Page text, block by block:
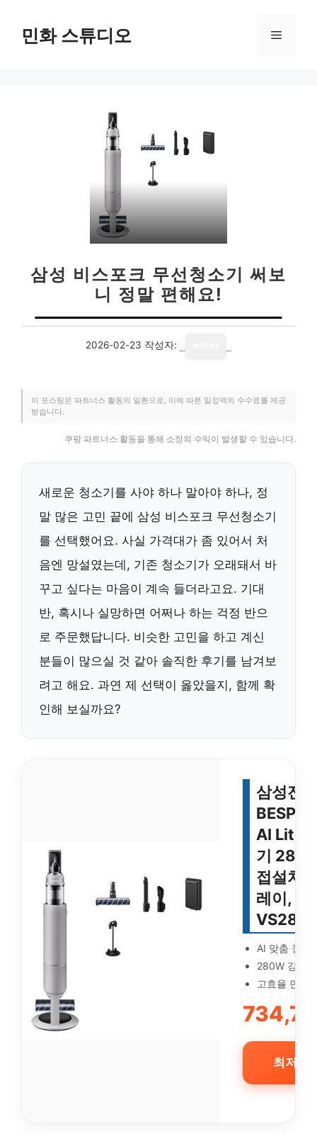
민화 스튜디오 메
삼성 비스포크 무선청소기 써보
니 정말 편해요!
2026-02-23 작성자:
이 포스팅은 파트너스 활동의 일환으로, 이에 따른 일정액의 수수료를 제공
받습니다.
쿠팡 파트너스 활동을 통해 소정의 수익이 발생할 수 있습니다.
새로운 청소기를 사야 하나 말아야 하나, 정
말 많은 고민 끝에 삼성 비스포크 무선청소기
를 선택했어요. 사실 가격대가 좀 있어서 처
음엔 망설였는데, 기존 청소기가 오래돼서 바
꾸고 싶다는 마음이 계속 들더라고요. 기대
반, 혹시나 실망하면 어쩌나 하는 걱정 반으
로 주문했답니다. 비슷한 고민을 하고 계신
분들이 많으실 것 같아 솔직한 후기를 남겨보
려고 해요. 과연 제 선택이 옳았을지, 함께 확
인해 보실까요?
삼성전
AI Lite
기
접설치,
레이,
AI 맞춤 청소
280W 강력
고효율 먼지
최저가